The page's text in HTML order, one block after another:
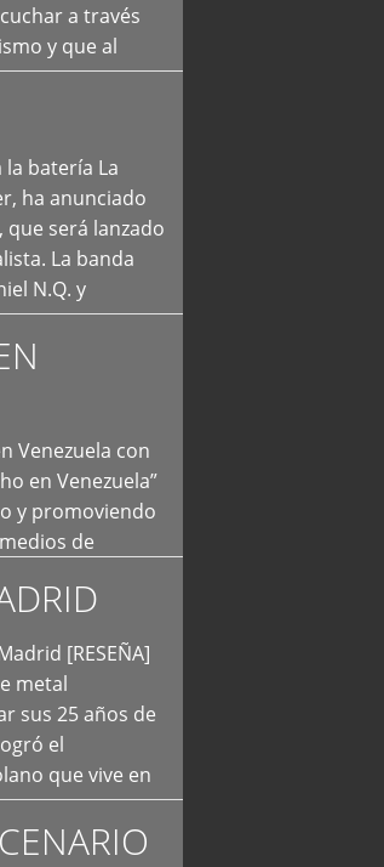
a través
y que al
la batería La
ha anunciado
será lanzado
La banda
N.Q. y
Venezuela con
en Venezuela”
y promoviendo
de
[RESEÑA]
metal
sus 25 años de
el
que vive en